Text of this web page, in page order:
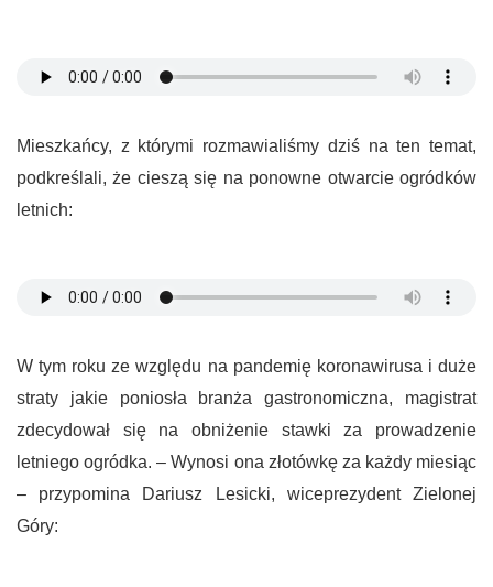
Mieszkańcy, z którymi rozmawialiśmy dziś na ten temat,
podkreślali, że cieszą się na ponowne otwarcie ogródków
letnich:
W tym roku ze względu na pandemię koronawirusa i duże
straty jakie poniosła branża gastronomiczna, magistrat
zdecydował się na obniżenie stawki za prowadzenie
letniego ogródka. – Wynosi ona złotówkę za każdy miesiąc
– przypomina Dariusz Lesicki, wiceprezydent Zielonej
Góry: